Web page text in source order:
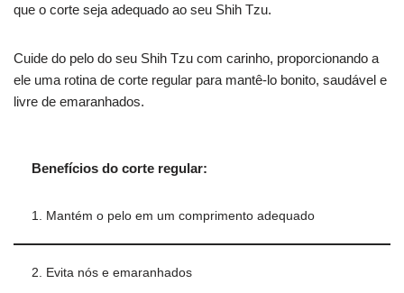
que o corte seja adequado ao seu Shih Tzu.
Cuide do pelo do seu Shih Tzu com carinho, proporcionando a
ele uma rotina de corte regular para mantê-lo bonito, saudável e
livre de emaranhados.
Benefícios do corte regular:
1. Mantém o pelo em um comprimento adequado
2. Evita nós e emaranhados